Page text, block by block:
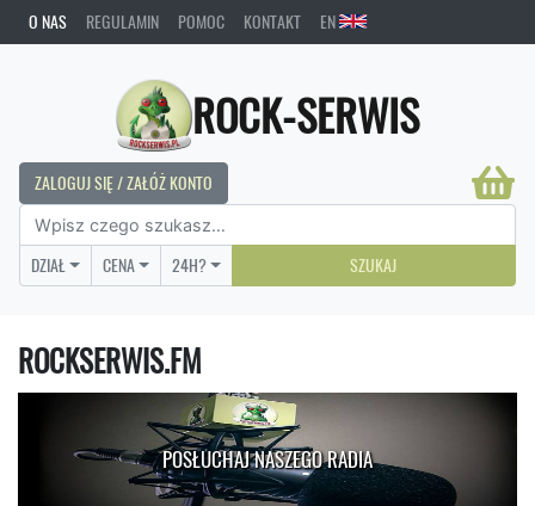
O NAS REGULAMIN POMOC KONTAKT EN
ROCK-SERWIS
ZALOGUJ SIĘ / ZAŁÓŻ KONTO
DZIAŁ CENA 24H? SZUKAJ
ROCKSERWIS.FM
POSŁUCHAJ NASZEGO RADIA